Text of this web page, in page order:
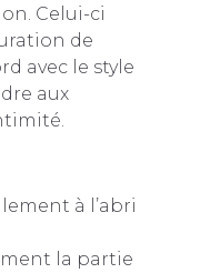
Celui-ci
de
avec le style
aux
à l’abri
la partie